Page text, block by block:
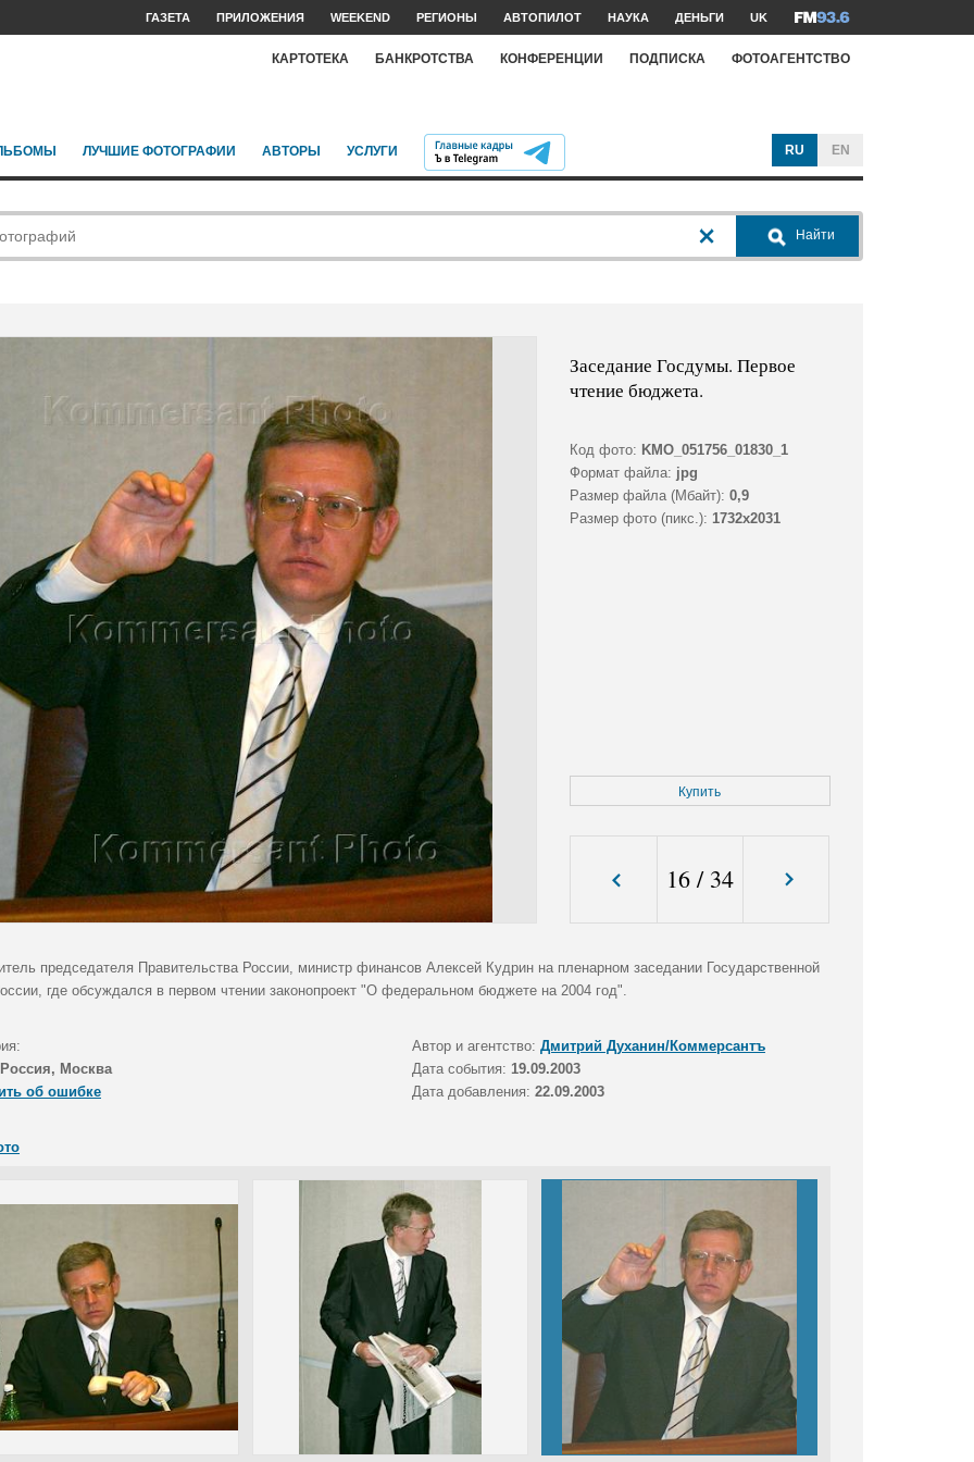
ГАЗЕТА ПРИЛОЖЕНИЯ WEEKEND РЕГИОНЫ АВТОПИЛОТ НАУКА ДЕНЬГИ UK
КАРТОТЕКА БАНКРОТСТВА КОНФЕРЕНЦИИ ПОДПИСКА ФОТОАГЕНТСТВО
ЛУЧШИЕ ФОТОГРАФИИ АВТОРЫ УСЛУГИ RU EN
Найти
Заседание Госдумы. Первое
чтение бюджета.
Код фото: KMO_051756_01830_1
Формат файла: jpg
Размер файла (Мбайт): 0,9
Размер фото (пикс.): 1732x2031
Купить
16/ 34
председателя Правительства России, министр финансов Алексей Кудрин на пленарном заседании Государственной
где обсуждался в первом чтении законопроект "О федеральном бюджете на 2004 год".
Автор и агентство: Дмитрий Духанин/Коммерсантъ
Россия, Москва Дата события: 19.09.2003
об ошибке
Дата добавления: 22.09.2003